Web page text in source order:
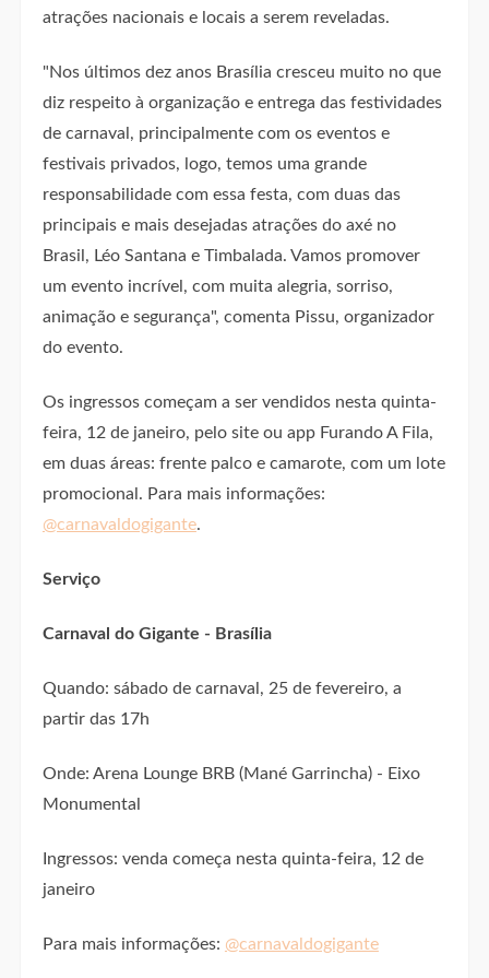
atrações nacionais e locais a serem reveladas.
"Nos últimos dez anos Brasília cresceu muito no que
diz respeito à organização e entrega das festividades
de carnaval, principalmente com os eventos e
festivais privados, logo, temos uma grande
responsabilidade com essa festa, com duas das
principais e mais desejadas atrações do axé no
Brasil, Léo Santana e Timbalada. Vamos promover
um evento incrível, com muita alegria, sorriso,
animação e segurança", comenta Pissu, organizador
do evento.
Os ingressos começam a ser vendidos nesta quinta-
feira, 12 de janeiro, pelo site ou app Furando A Fila,
em duas áreas: frente palco e camarote, com um lote
promocional. Para mais informações:
@carnavaldogigante.
Serviço
Carnaval do Gigante - Brasília
Quando: sábado de carnaval, 25 de fevereiro, a
partir das 17h
Onde: Arena Lounge BRB (Mané Garrincha) - Eixo
Monumental
Ingressos: venda começa nesta quinta-feira, 12 de
janeiro
Para mais informações: @carnavaldogigante